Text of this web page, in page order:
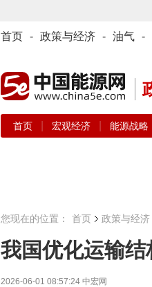
首页 - 政策与经济 - 油气 -
首页 宏观经济 能源战略
您现在的位置： 首页 政策与经济
我国优化运输
2026-06-01 08:57:24 中宏网